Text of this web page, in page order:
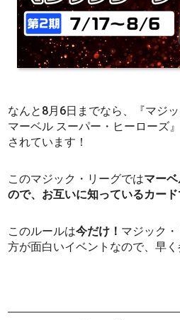
なんと8月6日までなら、『マジ
マーベル スーパー・ヒーローズ
されています！
このマジック・リーグではマー
ので、お互いに知っているカー
このルールは今だけ！ マジック
方が面白いイベントなので、早